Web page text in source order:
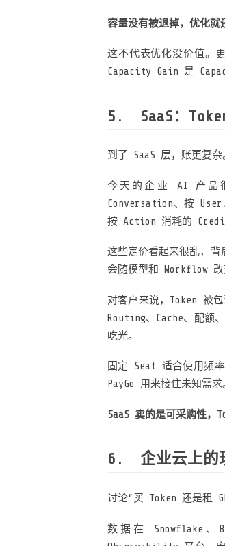
容量没有被退掉，优化就
这不代表优化没价值。
Capacity Gain 是
SaaS：
到了 SaaS 层，账更复杂
今天的企业 AI 产品
Conversation、按 User
按 Action 消耗的 Credit
这些定价看起来很乱，背
会随模型和 Workflow 改
对客户来说，Token 被
Routing、Cache、配额
吃光。
固定 Seat 适合使用频
PayGo 用来接住未知需求
SaaS 卖的是可采购性，
企业云上的
讨论“买 Token 还是租
数据在 Snowflake、